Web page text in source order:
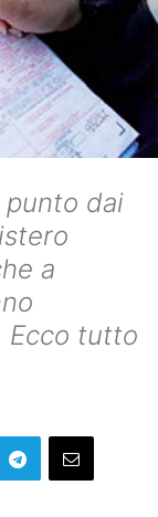
punto dai
a
Ecco tutto